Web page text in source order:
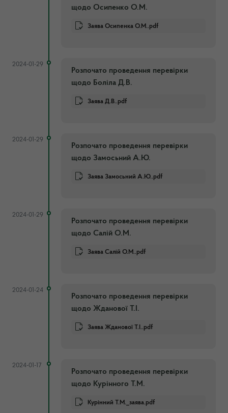
щодо Осипенко О.М.
Заява Осипенка О.М..pdf
2024-01-29
Розпочато проведення перевірки
щодо Боліла Д.В.
Заява Д.В..pdf
2024-01-29
Розпочато проведення перевірки
щодо Замосьний А.Ю.
Заява Замосьний А.Ю..pdf
2024-01-29
Розпочато проведення перевірки
щодо Салій О.М.
Заява Салій О.М..pdf
2024-01-24
Розпочато проведення перевірки
щодо Жданової Т.І.
Заява Жданової Т.І..pdf
2024-01-17
Розпочато проведення перевірки
щодо Курінного Т.М.
Курінний Т.М._заява.pdf